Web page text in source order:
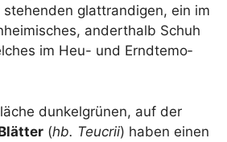
glatt­ran­di­gen, ein im
andert­halb Schuh
im Heu- und Ernd­te­mo­
dun­kel­grü­nen, auf der
(hb. Teu­crii) haben einen